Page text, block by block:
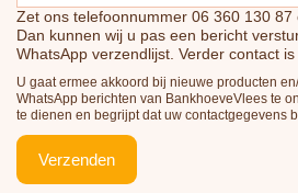
Zet ons telefoonnummer 06 360 130 87
Dan kunnen wij u pas een bericht
WhatsApp verzendlijst. Verder contact
U gaat ermee akkoord bij nieuwe producten
WhatsApp berichten van BankhoeveVlees te
te dienen en begrijpt dat uw contactgegevens
Verzenden